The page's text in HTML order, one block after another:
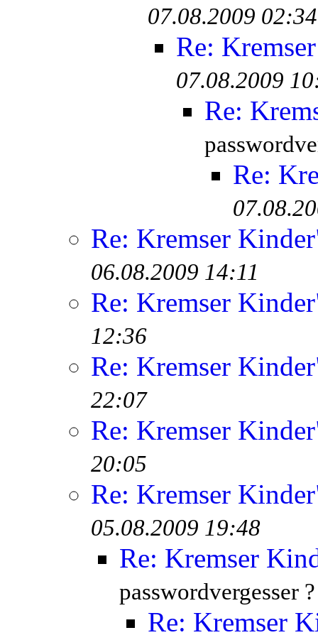
07.08.2009 02:34
Re:
07.08.2009
Re:
Re:
Re: Kremser
06.08.2009 14:11
Re: Kremser
12:36
Re: Kremser
22:07
Re: Kremser
20:05
Re: Kremser
05.08.2009 19:48
Re: Kremser
passwordvergesser
Re: Kremser